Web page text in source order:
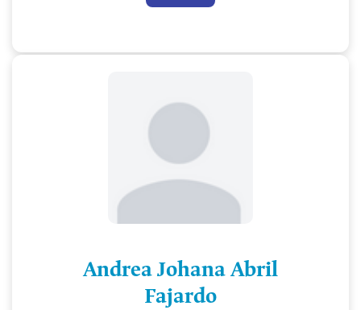
Andrea Johana Abril
Fajardo